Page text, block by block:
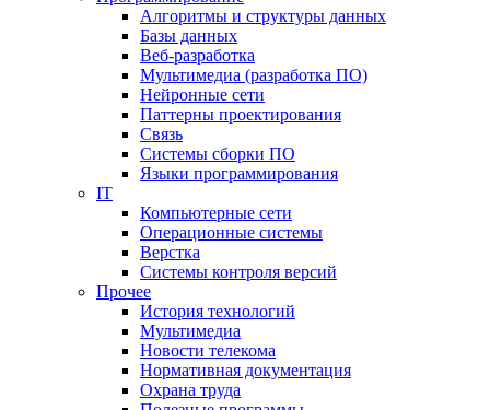
Алгоритмы и структуры данных
Базы данных
Веб-разработка
Мультимедиа (разработка ПО)
Нейронные сети
Паттерны проектирования
Связь
Системы сборки ПО
Языки программирования
IT
Компьютерные сети
Операционные системы
Верстка
Системы контроля версий
Прочее
История технологий
Мультимедиа
Новости телекома
Нормативная документация
Охрана труда